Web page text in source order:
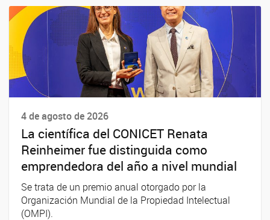
4 de agosto de 2026
La científica del CONICET Renata
Reinheimer fue distinguida como
emprendedora del año a nivel mundial
Se trata de un premio anual otorgado por la
Organización Mundial de la Propiedad Intelectual
(OMPI).